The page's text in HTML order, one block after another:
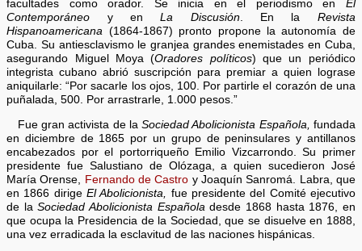
facultades como orador. Se inicia en el periodismo en El
Contemporáneo y enLa Discusión. En la Revista
Hispanoamericana (1864-1867) pronto propone la autonomía de
Cuba. Su antiesclavismo le granjea grandes enemistades en Cuba,
asegurando Miguel Moya (Oradores políticos) que un periódico
integrista cubano abrió suscripción para premiar a quien lograse
aniquilarle: “Por sacarle los ojos, 100. Por partirle el corazón de una
puñalada, 500. Por arrastrarle, 1.000 pesos.”
Fue gran activista de laSociedad Abolicionista Española, fundada
en diciembre de 1865 por un grupo de peninsulares y antillanos
encabezados por el portorriqueño Emilio Vizcarrondo. Su primer
presidente fue Salustiano de Olózaga, a quien sucedieron José
María Orense, Fernando de Castro y Joaquín Sanromá. Labra, que
en 1866 dirigeEl Abolicionista,
fue presidente del Comité ejecutivo
de laSociedad Abolicionista Española desde 1868 hasta 1876, en
que ocupa la Presidencia de la Sociedad, que se disuelve en 1888,
una vez erradicada la esclavitud de las naciones hispánicas.